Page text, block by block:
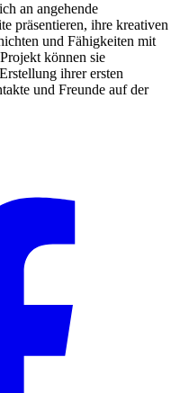
an angehende
präsentieren, ihre kreativen
und Fähigkeiten mit
können sie
ihrer ersten
und Freunde auf der